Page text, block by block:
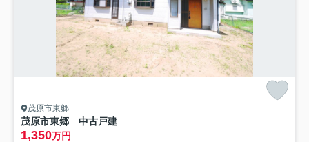
茂原市東郷
茂原市東郷 中古戸建
1,350万円